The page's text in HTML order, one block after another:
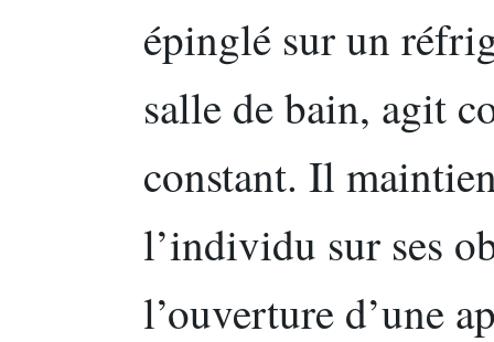
épinglé sur un
salle de bain, agit
constant. Il
l’individu sur ses
l’ouverture d’une